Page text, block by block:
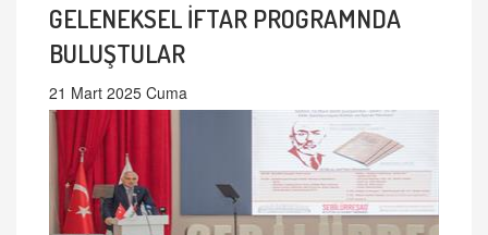
GELENEKSEL İFTAR PROGRAMNDA
BULUŞTULAR
21 Mart 2025 Cuma